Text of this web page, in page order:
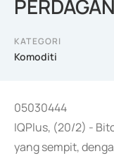
KATEGORI
Komoditi
05030444
IQPlus, (20/2) -
yang sempit,